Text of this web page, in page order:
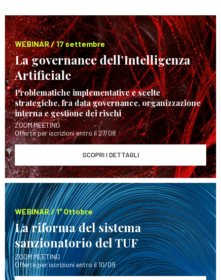
WEBINAR / 17 settembre
La governance dell’Intelligenza
Artificiale
Problematiche implementative e scelte
strategiche, fra data governance, organizzazione
interna e gestione dei rischi
ZOOM MEETING
Offerte per iscrizioni entro il 27/08
SCOPRI I DETTAGLI
WEBINAR / 1° Ottobre
La riforma del sistema
sanzionatorio del TUF
ZOOM MEETING
Offerte per iscrizioni entro il 10/09